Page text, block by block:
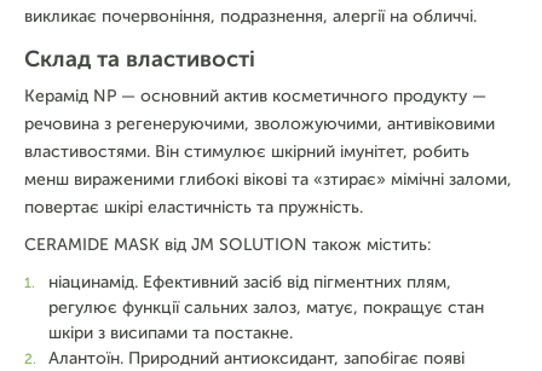
викликає почервоніння, подразнення, алергії на обличчі.
Склад та властивості
Керамід NP — основний актив косметичного продукту —
речовина з регенеруючими, зволожуючими, антивіковими
властивостями. Він стимулює шкірний імунітет, робить
менш вираженими глибокі вікові та «зтирає» мімічні заломи,
повертає шкірі еластичність та пружність.
CERAMIDE MASK від JM SOLUTION також містить:
ніацинамід. Ефективний засіб від пігментних плям,
регулює функції сальних залоз, матує, покращує стан
шкіри з висипами та постакне.
Алантоїн. Природний антиоксидант, запобігає появі